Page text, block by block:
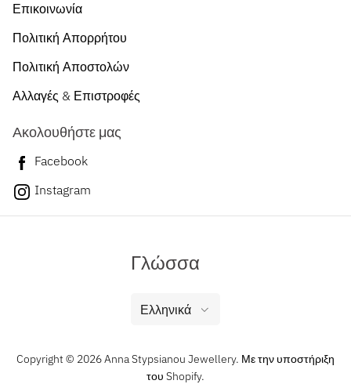
Επικοινωνία
Πολιτική Απορρήτου
Πολιτική Αποστολών
Αλλαγές & Επιστροφές
Ακολουθήστε μας
Facebook
Instagram
Copyright © 2026 Anna Stypsianou Jewellery. Με την υποστήριξη
του Shopify.
Γλώσσα
Ελληνικά